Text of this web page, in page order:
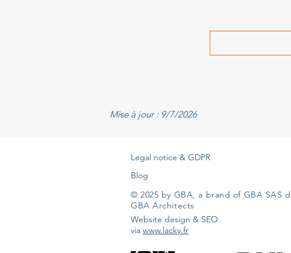
Mise à jour : 9/7/2026
Legal notice & GDPR
Blog
© 2025 by GBA, a brand of GBA SAS
GBA Architects
Website design & SEO
via www.lacky.fr